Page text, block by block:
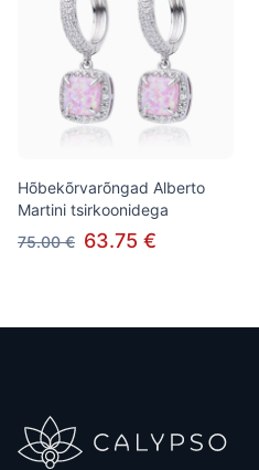
Hõbekõrvarõngad Alberto
Martini tsirkoonidega
75.00 € 63.75 €